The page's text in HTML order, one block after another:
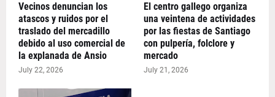
Vecinos denuncian los
atascos y ruidos por el
traslado del mercadillo
debido al uso comercial de
la explanada de Ansio
July 22, 2026
El centro gallego organiza
una veintena de actividades
por las fiestas de Santiago
con pulpería, folclore y
mercado
July 21, 2026